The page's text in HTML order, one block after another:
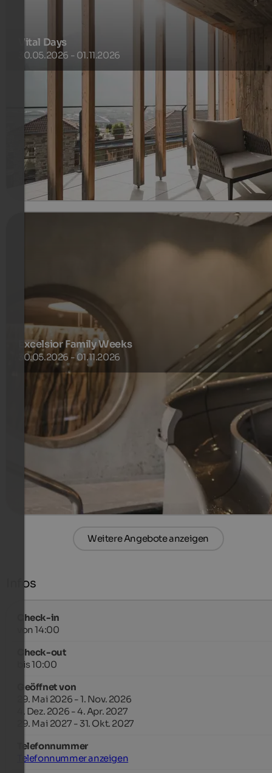
Vital Days
30.05.2026 - 01.11.2026
Der Blick aus dem Fenster: die schönsten Berge der Welt,
darauf warten, gemeinsam mit uns Bergmenschen erobert
zu werden.
4 Nächte ab 688 €pro Person
mehr Details
Excelsior Family Weeks
30.05.2026 - 01.11.2026
Kinder bis 8 Jahre übernachten kostenlos in den
Zimmerkategorien Fanes, Pares, Lavarella, Dolomites
Garden und Dolomites Lodge (bei Unterbringung im
Elternzimmer, max. 2 Kinder pro 2 Erwachsene).
mehr Details
Weitere Angebote anzeigen
Infos
Check-in
von 14:00
Check-out
bis 10:00
Geöffnet von
29. Mai 2026 - 1. Nov. 2026
4. Dez. 2026 - 4. Apr. 2027
29. Mai 2027 - 31. Okt. 2027
Telefonnummer
Telefonnummer anzeigen